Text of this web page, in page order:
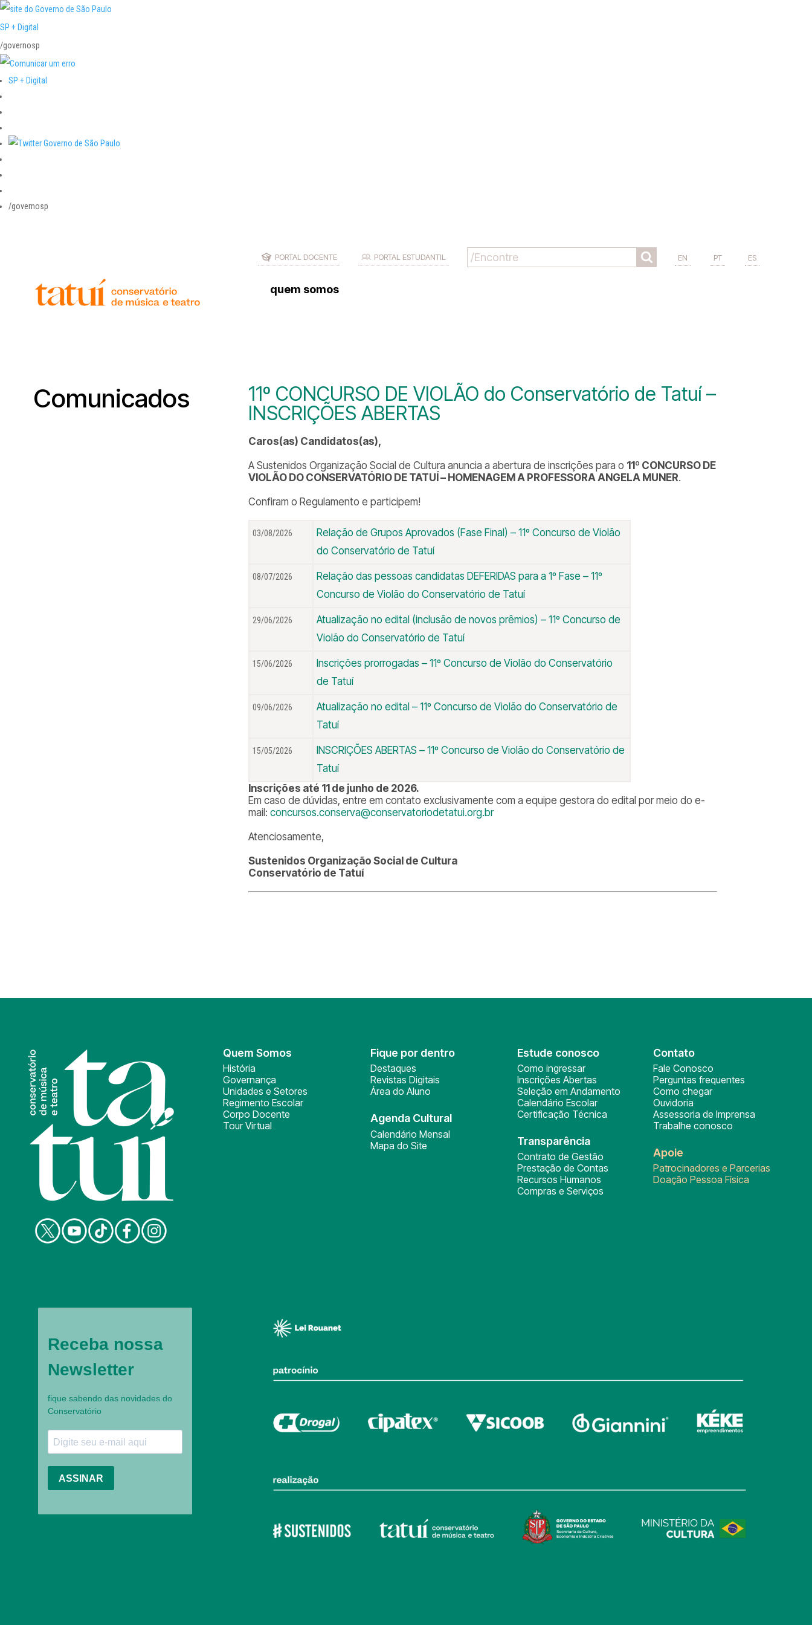
SP + Digital
/governosp
SP + Digital
/governosp
PORTAL DOCENTE PORTAL ESTUDANTIL EN PT ES
quem somos
Comunicados
11º CONCURSO DE VIOLÃO do Conservatório de Tatuí –
INSCRIÇÕES ABERTAS
Caros(as) Candidatos(as),
A Sustenidos Organização Social de Cultura anuncia a abertura de inscrições para o 11º CONCURSO DE
VIOLÃO DO CONSERVATÓRIO DE TATUÍ – HOMENAGEM A PROFESSORA ANGELA MUNER.
Confiram o Regulamento e participem!
03/08/2026
Relação de Grupos Aprovados (Fase Final) – 11º Concurso de Violão
do Conservatório de Tatuí
08/07/2026
Relação das pessoas candidatas DEFERIDAS para a 1º Fase – 11º
Concurso de Violão do Conservatório de Tatuí
29/06/2026
Atualização no edital (inclusão de novos prêmios) – 11º Concurso de
Violão do Conservatório de Tatuí
15/06/2026
Inscrições prorrogadas – 11º Concurso de Violão do Conservatório
de Tatuí
09/06/2026
Atualização no edital – 11º Concurso de Violão do Conservatório de
Tatuí
15/05/2026
INSCRIÇÕES ABERTAS – 11º Concurso de Violão do Conservatório de
Tatuí
Inscrições até 11 de junho de 2026.
Em caso de dúvidas, entre em contato exclusivamente com a equipe gestora do edital por meio do e-
mail:concursos.conserva@conservatoriodetatui.org.br
Atenciosamente,
Sustenidos Organização Social de Cultura
Conservatório de Tatuí
Quem Somos
História
Governança
Unidades e Setores
Regimento Escolar
Corpo Docente
Tour Virtual
Fique por dentro
Destaques
Revistas Digitais
Área do Aluno
Agenda Cultural
Calendário Mensal
Mapa do Site
Estude conosco
Como ingressar
Inscrições Abertas
Seleção em Andamento
Calendário Escolar
Certificação Técnica
Transparência
Contrato de Gestão
Prestação de Contas
Recursos Humanos
Compras e Serviços
Contato
Fale Conosco
Perguntas frequentes
Como chegar
Ouvidoria
Assessoria de Imprensa
Trabalhe conosco
Apoie
Patrocinadores e Parcerias
Doação Pessoa Física